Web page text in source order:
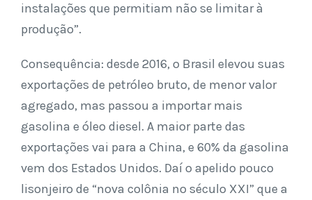
instalações que permitiam não se limitar à
produção”.
Consequência: desde 2016, o Brasil elevou suas
exportações de petróleo bruto, de menor valor
agregado, mas passou a importar mais
gasolina e óleo diesel. A maior parte das
exportações vai para a China, e 60% da gasolina
vem dos Estados Unidos. Daí o apelido pouco
lisonjeiro de “nova colônia no século XXI” que a